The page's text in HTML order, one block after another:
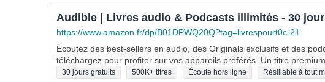
Audible | Livres audio & Podcasts illimités - 30
https://www.amazon.fr/dp/B01DPWQ20Q?tag=livrespourt0c-21
Écoutez des best-sellers en audio, des Originals exclusifs et des
téléchargez pour profiter sur vos appareils préférés. Un titre
30 jours gratuits 500K+ titres Écoute hors ligne Résiliable à tout